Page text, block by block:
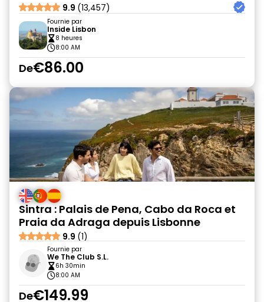
9.9 (13,457)
Fournie par
Inside Lisbon
8 heures
8:00 AM
De€86.00
Sintra : Palais de Pena, Cabo da Roca et
Praia da Adraga depuis Lisbonne
9.9 (1)
Fournie par
We The Club S.L.
6h 30min
8:00 AM
De€149.99